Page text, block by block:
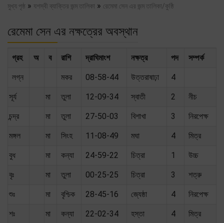
মুখ্য পৃষ্ঠ » যশস্বী ব্যাক্তির জন্ম তালিকা » রেমেমা সেন এর জন্ম তালিকা/কুষ্ঠি
রেমেমা সেন এর নক্ষত্রের অবস্থান
গ্রহ অ ব রাশি দ্রাঘিমাংশ নক্ষত্র পদ সম্পর্ক
লগ্ন মকর 08-58-44 উত্তরাষাঢ়া 4
সূর্য মা তুলা 12-09-34 স্বাতী 2 নীচ
চন্দ্র মা তুলা 27-50-03 বিশাখা 3 নিরপেক্ষ
মঙ্গল মা সিংহ 11-08-49 মঘা 4 মিত্র
বুধ মা কন্যা 24-59-22 চিত্রা 1 উচ্চ
বৃঃ মা তুলা 00-25-25 চিত্রা 3 শত্রু
শুঃ মা বৃশ্চিক 28-45-16 জ্যেষ্ঠা 4 নিরপেক্ষ
শঃ মা কন্যা 22-02-34 হস্তা 4 মিত্র